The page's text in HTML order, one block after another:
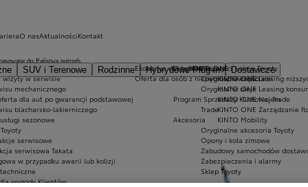
SUV i Terenowe Rodzinne Hybrydowe Plug-in
Dostawcze
Ekobonus dla hybryd Toyoty
Oferta dla osób z niepełnosprawnościami
KINTO ONE
KINTO ONE Leasing
KINTO ONE Leasing
KINTO ONE Najem
KINTO ONE Zarządzanie
KINTO Mobility
wizyty w serwisie
mechanicznego
dla aut po gwarancji podstawowej
blacharsko-lakierniczego
sezonowe
serwisowe
serwisowa Takata
w przypadku awarii lub kolizji
wygody Klientów
Oryginalne części i oleje Toyoty
Oryginalne części
Oryginalne oleje
Program Sprzedaży Hurtowej Trade
Trade
Akcesoria
Oryginalne akcesoria Toyoty
Opony i koła zimowe
Zabudowy samochodów
Zabezpieczenia i alarmy
Sklep Toyoty
O nasAktualnościKontakt
do Państwa potrzeb.